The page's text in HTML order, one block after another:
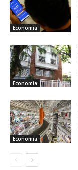
Economia
Economia
Economia